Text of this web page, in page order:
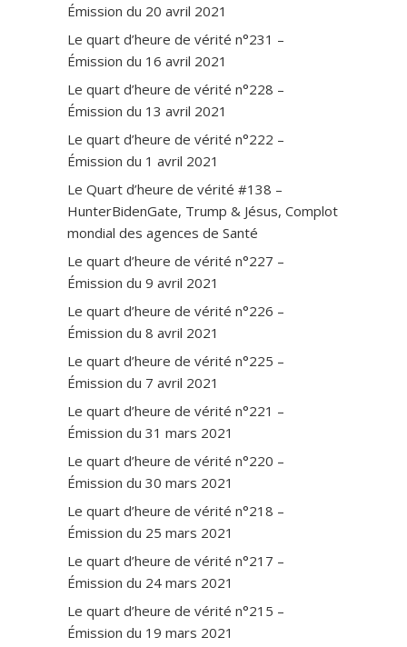
Émission du 20 avril 2021
Le quart d’heure de vérité n°231 –
Émission du 16 avril 2021
Le quart d’heure de vérité n°228 –
Émission du 13 avril 2021
Le quart d’heure de vérité n°222 –
Émission du 1 avril 2021
Le Quart d’heure de vérité #138 –
HunterBidenGate, Trump & Jésus, Complot
mondial des agences de Santé
Le quart d’heure de vérité n°227 –
Émission du 9 avril 2021
Le quart d’heure de vérité n°226 –
Émission du 8 avril 2021
Le quart d’heure de vérité n°225 –
Émission du 7 avril 2021
Le quart d’heure de vérité n°221 –
Émission du 31 mars 2021
Le quart d’heure de vérité n°220 –
Émission du 30 mars 2021
Le quart d’heure de vérité n°218 –
Émission du 25 mars 2021
Le quart d’heure de vérité n°217 –
Émission du 24 mars 2021
Le quart d’heure de vérité n°215 –
Émission du 19 mars 2021